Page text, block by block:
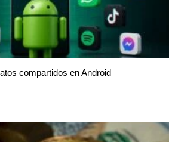
compartidos en Android